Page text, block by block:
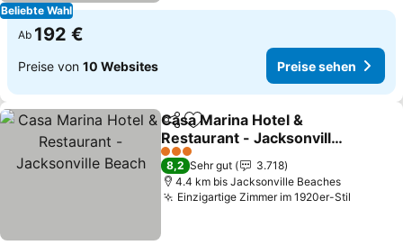
Beliebte Wahl
Ab 192 €
Preise von 10 Websites Preise sehen
TeilenZu Favoriten hinzufügen
Casa Marina Hotel &
Restaurant - Jacksonville
Beach
3 Sterne
8,2 Sehr gut
3.718
4.4 km bis Jacksonville Beaches
Einzigartige Zimmer im 1920er-Stil